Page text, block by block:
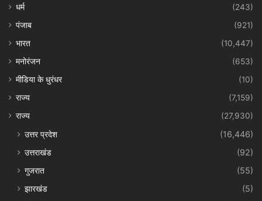
धर्म
(243)
पंजाब
(921)
भारत
(10,447)
मनोरंजन
(653)
मीडिया के धुरंधर
(10)
राज्य
(7,159)
राज्य
(27,930)
उत्तर प्रदेश
(16,446)
उत्तराखंड
(92)
गुजरात
(55)
झारखंड
(5)